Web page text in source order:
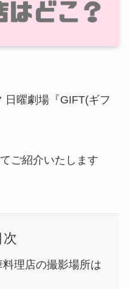
日曜劇場『GIFT(ギフ
ご紹介いたします
次
理店の撮影場所は